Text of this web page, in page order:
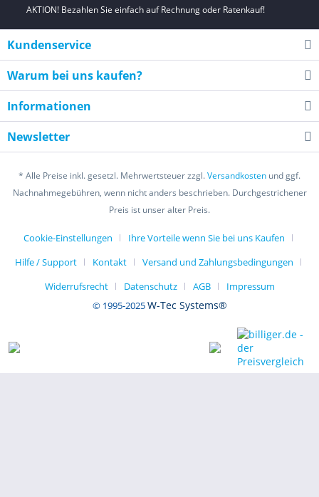
AKTION! Bezahlen Sie einfach auf Rechnung oder Ratenkauf!
Kundenservice
Warum bei uns kaufen?
Informationen
Newsletter
* Alle Preise inkl. gesetzl. Mehrwertsteuer zzgl.Versandkosten und ggf.
Nachnahmegebühren, wenn nicht anders beschrieben. Durchgestrichener
Preis ist unser alter Preis.
Cookie-Einstellungen
Ihre Vorteile wenn Sie bei uns Kaufen
Hilfe / Support
Kontakt
Versand und Zahlungsbedingungen
Widerrufsrecht
Datenschutz AGB
Impressum
© 1995-2025W-Tec Systems®